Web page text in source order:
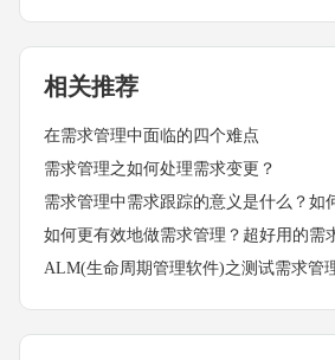
相关推荐
在需求管理中面临的四个难点
需求管理之如何处理需求变更？
需求管理中需求跟踪的意义是什么？如
ALM(生命周期管理软件)之测试需求管